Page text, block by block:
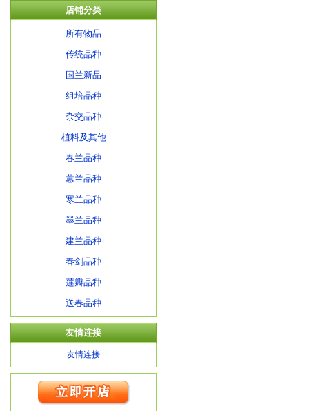
店铺分类
所有物品
传统品种
国兰新品
组培品种
杂交品种
植料及其他
春兰品种
蕙兰品种
寒兰品种
墨兰品种
建兰品种
春剑品种
莲瓣品种
送春品种
友情连接
友情连接